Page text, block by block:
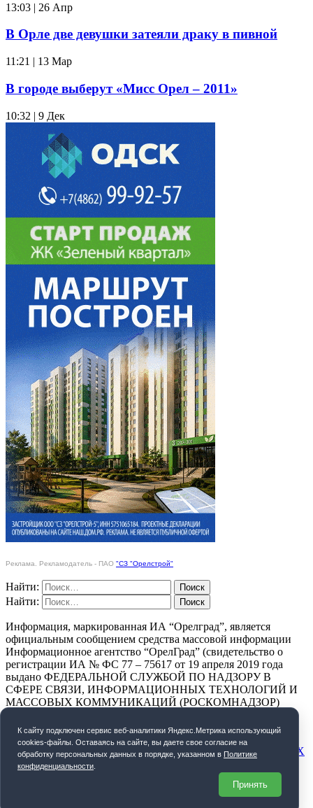
13:03 | 26 Апр
В Орле две девушки затеяли драку в пивной
11:21 | 13 Мар
В городе выберут «Мисс Орел – 2011»
10:32 | 9 Дек
Реклама. Рекламодатель - ПАО "СЗ "Орелстрой"
Найти:
Найти:
Информация, маркированная ИА “Орелград”, является
официальным сообщением средства массовой информации
Информационное агентство “ОрелГрад” (свидетельство о
регистрации ИА № ФС 77 – 75617 от 19 апреля 2019 года
выдано ФЕДЕРАЛЬНОЙ СЛУЖБОЙ ПО НАДЗОРУ В
СФЕРЕ СВЯЗИ, ИНФОРМАЦИОННЫХ ТЕХНОЛОГИЙ И
МАССОВЫХ КОММУНИКАЦИЙ (РОСКОМНАДЗОР)
ПОЛИТИКА КОНФИДЕНЦИАЛЬНОСТИ
СОГЛАСИЕ НА ОБРАБОТКУ ПЕРСОНАЛЬНЫХ ДАННЫХ
К cайту подключен сервис веб-аналитики Яндекс.Метрика использующий
cookies-файлы. Оставаясь на сайте, вы даете свое согласие на
обработку персональных данных в порядке, указанном в Политике
конфиденциальности
Принять